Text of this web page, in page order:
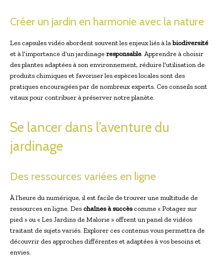
Créer un jardin en harmonie avec la nature
Les capsules vidéo abordent souvent les enjeux liés à labiodiversité
et à l’importance d’un jardinageresponsable. Apprendre à choisir
des plantes adaptées à son environnement, réduire l’utilisation de
produits chimiques et favoriser les espèces locales sont des
pratiques encouragées par de nombreux experts. Ces conseils sont
vitaux pour contribuer à préserver notre planète.
Se lancer dans l’aventure du
jardinage
Des ressources variées en ligne
À l’heure du numérique, il est facile de trouver une multitude de
ressources en ligne. Des chaînes à succèscomme « Potager sur
pied » ou « Les Jardins de Malorie » offrent un panel de vidéos
traitant de sujets variés. Explorer ces contenus vous permettra de
découvrir des approches différentes et adaptées à vos besoins et
envies.